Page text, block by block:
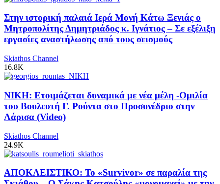
Στην ιστορική παλαιά Ιερά Μονή Κάτω Ξενιάς ο
Μητροπολίτης Δημητριάδος κ. Ιγνάτιος – Σε εξέλιξη
εργασίες αναστήλωσης από τους σεισμούς
Skiathos Channel
16.8K
ΝΙΚΗ: Ετοιμάζεται δυναμικά με νέα μέλη -Ομιλία
του Βουλευτή Γ. Ρούντα στο Προσυνέδριο στην
Λάρισα (Video)
Skiathos Channel
24.9K
ΑΠΟΚΛΕΙΣΤΙΚΟ: Το «Survivor» σε παραλία της